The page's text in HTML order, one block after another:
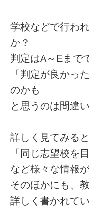
学校などで行わ
か？
判定はA～Eまで
「判定が良かっ
のかも」
と思うのは間違
詳しく見てみる
「同じ志望校を
など様々な情報
そのほかにも、
詳しく書かれてい